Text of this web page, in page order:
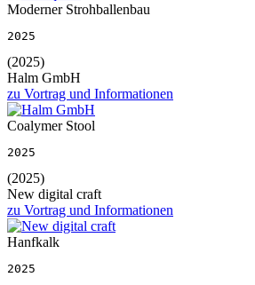
Moderner Strohballenbau
2025
(2025)
Halm GmbH
zu Vortrag und Informationen
Coalymer Stool
2025
(2025)
New digital craft
zu Vortrag und Informationen
Hanfkalk
2025